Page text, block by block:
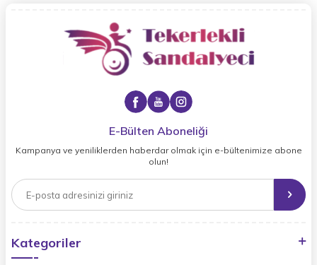
E-Bülten Aboneliği
Kampanya ve yeniliklerden haberdar olmak için e-bültenimize abone
olun!
Kategoriler